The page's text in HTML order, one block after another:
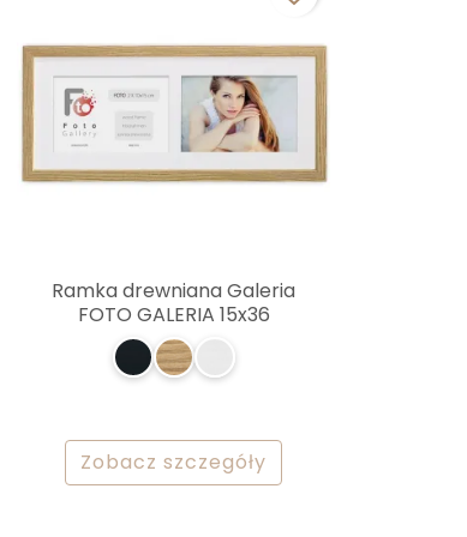
Ramka drewniana Galeria
FOTO GALERIA 15x36
Zobacz szczegóły